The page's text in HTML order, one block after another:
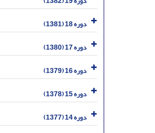
دوره 18 (1381)
دوره 17 (1380)
دوره 16 (1379)
دوره 15 (1378)
دوره 14 (1377)